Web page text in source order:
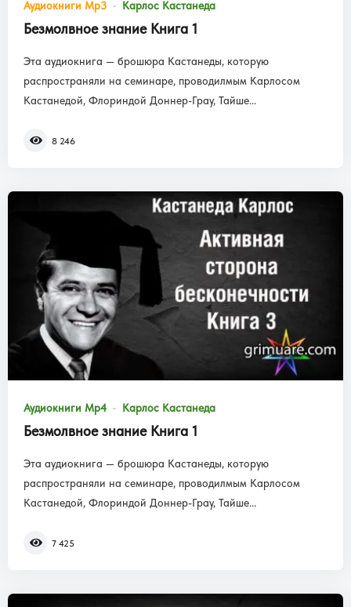
Аудиокниги Mp3 Карлос Кастанеда
Безмолвное знание Книга 1
Эта аудиокнига — брошюра Кастанеды, которую
распространяли на семинаре, проводилмым Карлосом
Кастанедой, Флориндой Доннер-Грау, Тайше...
8 246
Аудиокниги Mp4 Карлос Кастанеда
Безмолвное знание Книга 1
Эта аудиокнига — брошюра Кастанеды, которую
распространяли на семинаре, проводилмым Карлосом
Кастанедой, Флориндой Доннер-Грау, Тайше...
7 425